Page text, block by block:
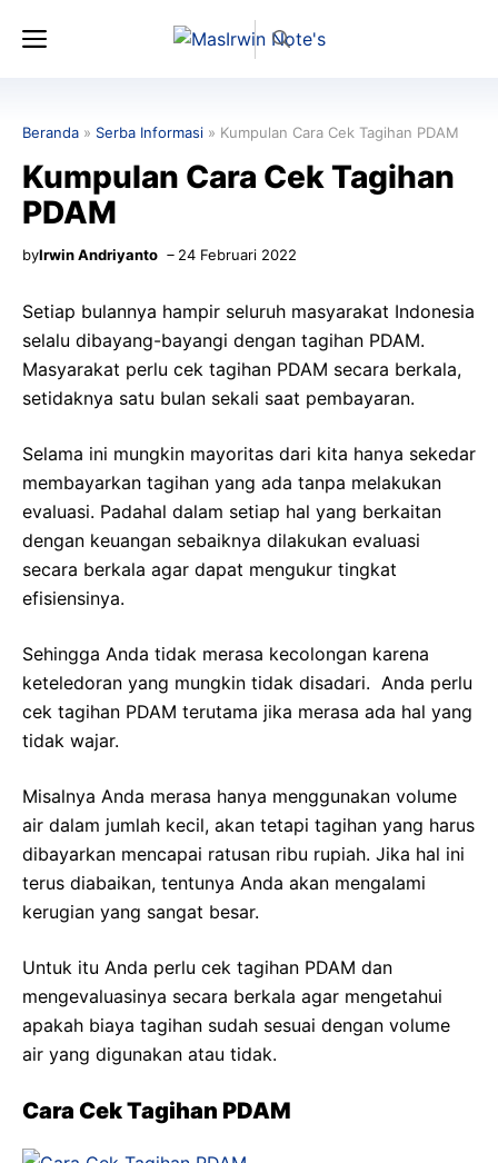
Menu
Beranda » Serba Informasi » Kumpulan Cara Cek Tagihan PDAM
Kumpulan Cara Cek Tagihan
PDAM
byIrwin Andriyanto 24 Februari 2022
Setiap bulannya hampir seluruh masyarakat Indonesia
selalu dibayang-bayangi dengan tagihan PDAM.
Masyarakat perlu cek tagihan PDAM secara berkala,
setidaknya satu bulan sekali saat pembayaran.
Selama ini mungkin mayoritas dari kita hanya sekedar
membayarkan tagihan yang ada tanpa melakukan
evaluasi. Padahal dalam setiap hal yang berkaitan
dengan keuangan sebaiknya dilakukan evaluasi
secara berkala agar dapat mengukur tingkat
efisiensinya.
Sehingga Anda tidak merasa kecolongan karena
keteledoran yang mungkin tidak disadari. Anda perlu
cek tagihan PDAM terutama jika merasa ada hal yang
tidak wajar.
Misalnya Anda merasa hanya menggunakan volume
air dalam jumlah kecil, akan tetapi tagihan yang harus
dibayarkan mencapai ratusan ribu rupiah. Jika hal ini
terus diabaikan, tentunya Anda akan mengalami
kerugian yang sangat besar.
Untuk itu Anda perlu cek tagihan PDAM dan
mengevaluasinya secara berkala agar mengetahui
apakah biaya tagihan sudah sesuai dengan volume
air yang digunakan atau tidak.
Cara Cek Tagihan PDAM